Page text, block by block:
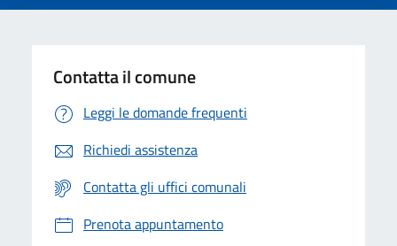
Contatta il comune
Leggi le domande frequenti
Richiedi assistenza
Contatta gli uffici comunali
Prenota appuntamento